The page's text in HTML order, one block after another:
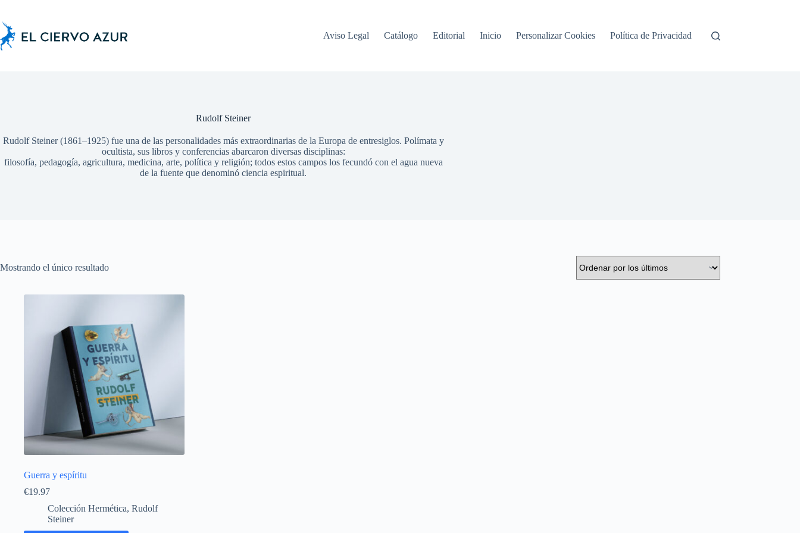
contenido
Aviso Legal
Catálogo Editorial Inicio Personalizar Cookies Política de Privacidad
Rudolf Steiner
Rudolf Steiner (1861–1925) fue una de las personalidades más extraordinarias de la Europa de entresiglos. Polímata y
ocultista, sus libros y conferencias abarcaron diversas disciplinas:
filosofía, pedagogía, agricultura, medicina, arte, política y religión; todos estos campos los fecundó con el agua nueva
de la fuente que denominó ciencia espiritual.
Mostrando el único resultado
Guerra y espíritu
€19.97
Colección Hermética, Rudolf
Steiner